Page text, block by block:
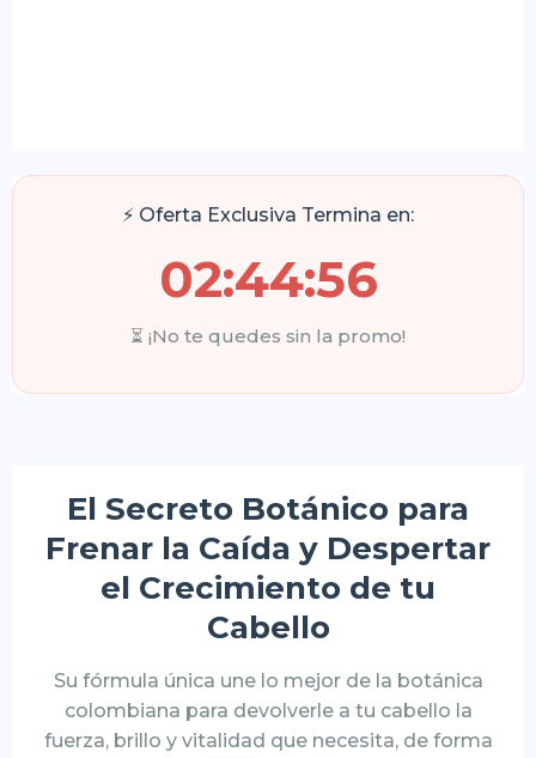
⚡ Oferta Exclusiva Termina en:
02:44:55
⏳ ¡No te quedes sin la promo!
El Secreto Botánico para
Frenar la Caída y Despertar
el Crecimiento de tu
Cabello
Su fórmula única une lo mejor de la botánica
colombiana para devolverle a tu cabello la
fuerza, brillo y vitalidad que necesita, de forma